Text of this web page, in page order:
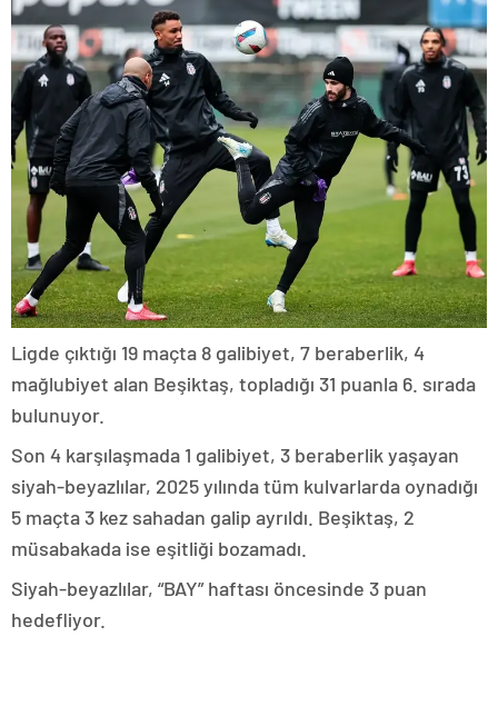
Ligde çıktığı 19 maçta 8 galibiyet, 7 beraberlik, 4
mağlubiyet alan Beşiktaş, topladığı 31 puanla 6. sırada
bulunuyor.
Son 4 karşılaşmada 1 galibiyet, 3 beraberlik yaşayan
siyah-beyazlılar, 2025 yılında tüm kulvarlarda oynadığı
5 maçta 3 kez sahadan galip ayrıldı. Beşiktaş, 2
müsabakada ise eşitliği bozamadı.
Siyah-beyazlılar, “BAY” haftası öncesinde 3 puan
hedefliyor.